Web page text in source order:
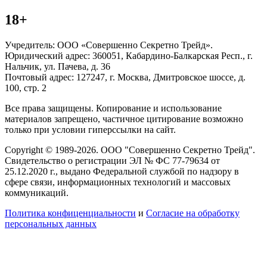
18+
Учредитель: ООО «Совершенно Секретно Трейд».
Юридический адрес: 360051, Кабардино-Балкарская Респ., г.
Нальчик, ул. Пачева, д. 36
Почтовый адрес: 127247, г. Москва, Дмитровское шоссе, д.
100, стр. 2
Все права защищены. Копирование и использование
материалов запрещено, частичное цитирование возможно
только при условии гиперссылки на сайт.
Copyright © 1989-2026. ООО "Совершенно Секретно Трейд".
Свидетельство о регистрации ЭЛ № ФС 77-79634 от
25.12.2020 г., выдано Федеральной службой по надзору в
сфере связи, информационных технологий и массовых
коммуникаций.
Политика конфиценциальности и Согласие на обработку
персональных данных